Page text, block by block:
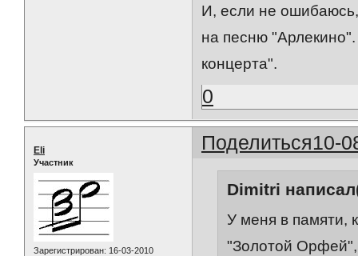
И, если не
на песню
концерта".
0
Поделиться10-
Eli
Участник
Зарегистрирован: 16-03-2010
Dimitri
У меня в памяти,
"Золотой Орфей",